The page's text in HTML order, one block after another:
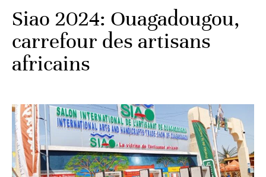
Siao 2024: Ouagadougou,
carrefour des artisans
africains